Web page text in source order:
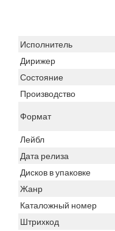
Исполнитель
Дирижер
Состояние
Производство
Формат
Лейбл
Дата релиза
Дисков в упаковке
Жанр
Каталожный номер
Штрихкод